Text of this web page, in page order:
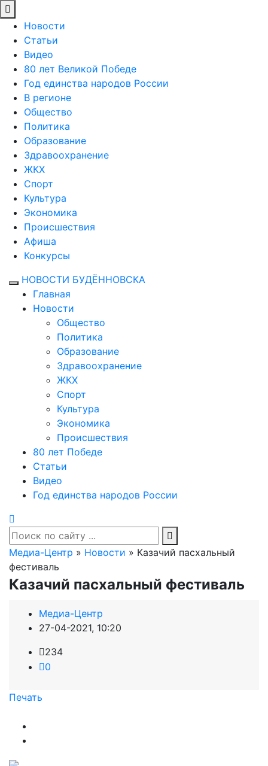
Новости
Статьи
Видео
80 лет Великой Победе
Год единства народов России
В регионе
Общество
Политика
Образование
Здравоохранение
ЖКХ
Спорт
Культура
Экономика
Происшествия
Афиша
Конкурсы
НОВОСТИ БУДЁННОВСКА
Главная
Новости
Общество
Политика
Образование
Здравоохранение
ЖКХ
Спорт
Культура
Экономика
Происшествия
80 лет Победе
Статьи
Видео
Год единства народов России
Медиа-Центр » Новости » Казачий пасхальный
фестиваль
Казачий пасхальный фестиваль
Медиа-Центр
27-04-2021, 10:20
234
0
Печать